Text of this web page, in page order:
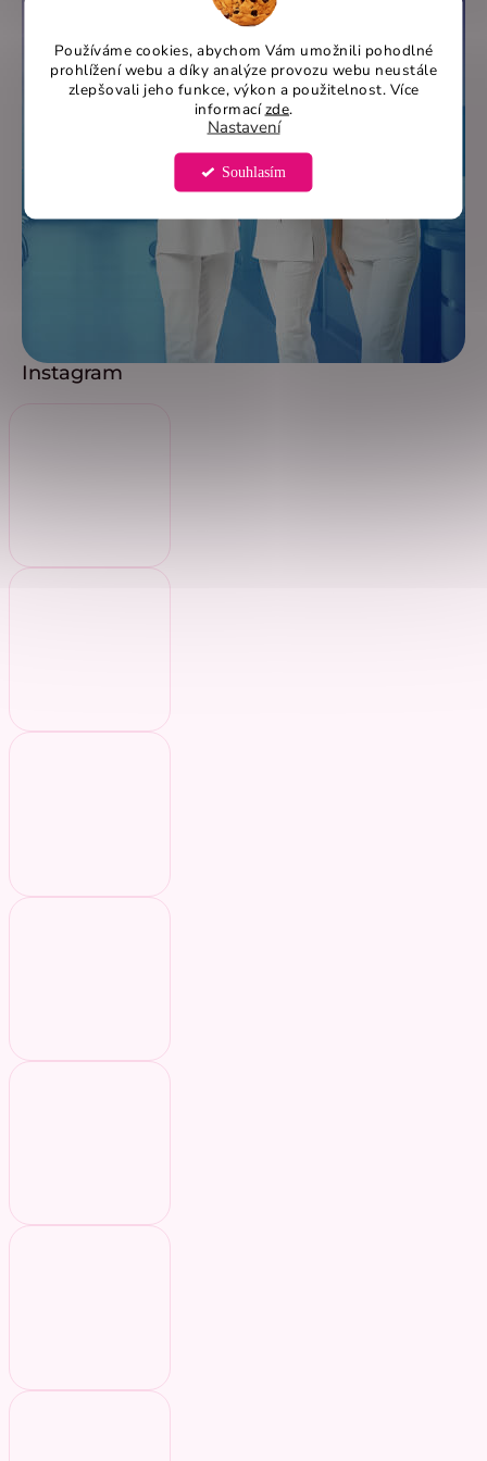
Používáme cookies, abychom Vám umožnili pohodlné
prohlížení webu a díky analýze provozu webu neustále
zlepšovali jeho funkce, výkon a použitelnost. Více
informacízde.
Nastavení
Souhlasím
Instagram